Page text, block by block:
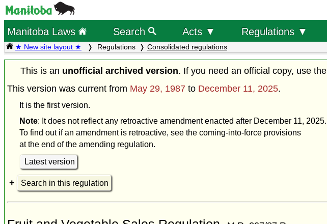
Manitoba Laws Search Acts ▼ Regulations ▼
★ New site layout ★ Regulations Consolidated regulations
This is an unofficial archived version. If you need an official copy, use the
This version was current from May 29, 1987 to December 11, 2025.
It is the first version.
Note: It does not reflect any retroactive amendment enacted after December 11, 2025.
To find out if an amendment is retroactive, see the coming-into-force provisions
at the end of the amending regulation.
Latest version
Search in this regulation